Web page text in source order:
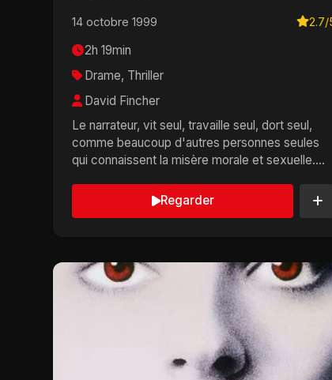
14 octobre 1999 2.7/
2h 19min
Drame, Thriller
David Fincher
Le narrateur, vit seul, travaille seul, dort seul,
comme beaucoup d'autres personnes seules
qui connaissent la misère morale et sexuelle.
Regarder